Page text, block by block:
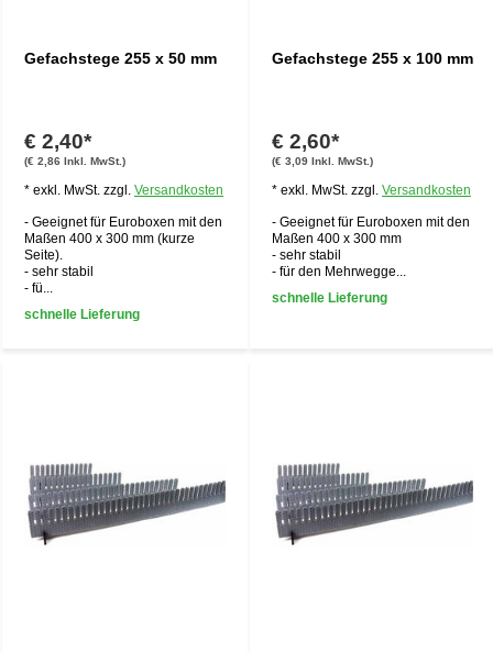
Gefachstege 255 x 50 mm
€ 2,40*
(€ 2,86 Inkl. MwSt.)
* exkl. MwSt. zzgl. Versandkosten
- Geeignet für Euroboxen mit den
Maßen 400 x 300 mm (kurze
Seite).
- sehr stabil
- fü...
schnelle Lieferung
Gefachstege 255 x 100 mm
€ 2,60*
(€ 3,09 Inkl. MwSt.)
* exkl. MwSt. zzgl. Versandkosten
- Geeignet für Euroboxen mit den
Maßen 400 x 300 mm
- sehr stabil
- für den Mehrwegge...
schnelle Lieferung